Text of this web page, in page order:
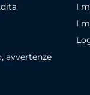
avvertenze
I
I